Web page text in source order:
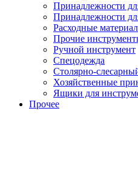
Принадлежности
Принадлежности
Расходные
Прочие
Ручной инструмент
Спецодежда
Столярно-
Хозяйственные
Ящики для
Прочее